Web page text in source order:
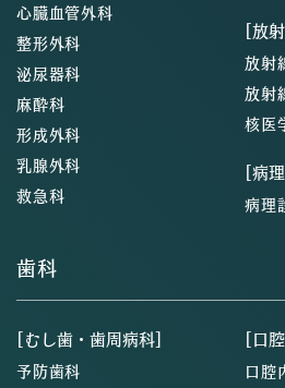
心臓血管外科
整形外科
泌尿器科
麻酔科
形成外科
乳腺外科
救急科
[放
放射
放射
核医
[病
病理
歯科
[むし歯・歯周病科]
予防歯科
[口
口腔